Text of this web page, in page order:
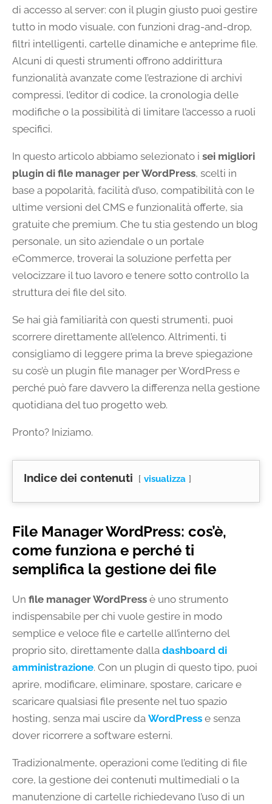
di accesso al server: con il plugin giusto puoi gestire
tutto in modo visuale, con funzioni drag-and-drop,
filtri intelligenti, cartelle dinamiche e anteprime file.
Alcuni di questi strumenti offrono addirittura
funzionalità avanzate come l’estrazione di archivi
compressi, l’editor di codice, la cronologia delle
modifiche o la possibilità di limitare l’accesso a ruoli
specifici.
In questo articolo abbiamo selezionato i sei migliori
plugin di file manager per WordPress, scelti in
base a popolarità, facilità d’uso, compatibilità con le
ultime versioni del CMS e funzionalità offerte, sia
gratuite che premium. Che tu stia gestendo un blog
personale, un sito aziendale o un portale
eCommerce, troverai la soluzione perfetta per
velocizzare il tuo lavoro e tenere sotto controllo la
struttura dei file del sito.
Se hai già familiarità con questi strumenti, puoi
scorrere direttamente all’elenco. Altrimenti, ti
consigliamo di leggere prima la breve spiegazione
su cos’è un plugin file manager per WordPress e
perché può fare davvero la differenza nella gestione
quotidiana del tuo progetto web.
Pronto? Iniziamo.
Indice dei contenuti visualizza
File Manager WordPress: cos’è,
come funziona e perché ti
semplifica la gestione dei file
Un file manager WordPress è uno strumento
indispensabile per chi vuole gestire in modo
semplice e veloce file e cartelle all’interno del
proprio sito, direttamente dalla dashboard di
amministrazione. Con un plugin di questo tipo, puoi
aprire, modificare, eliminare, spostare, caricare e
scaricare qualsiasi file presente nel tuo spazio
hosting, senza mai uscire da WordPress e senza
dover ricorrere a software esterni.
Tradizionalmente, operazioni come l’editing di file
core, la gestione dei contenuti multimediali o la
manutenzione di cartelle richiedevano l’uso di un